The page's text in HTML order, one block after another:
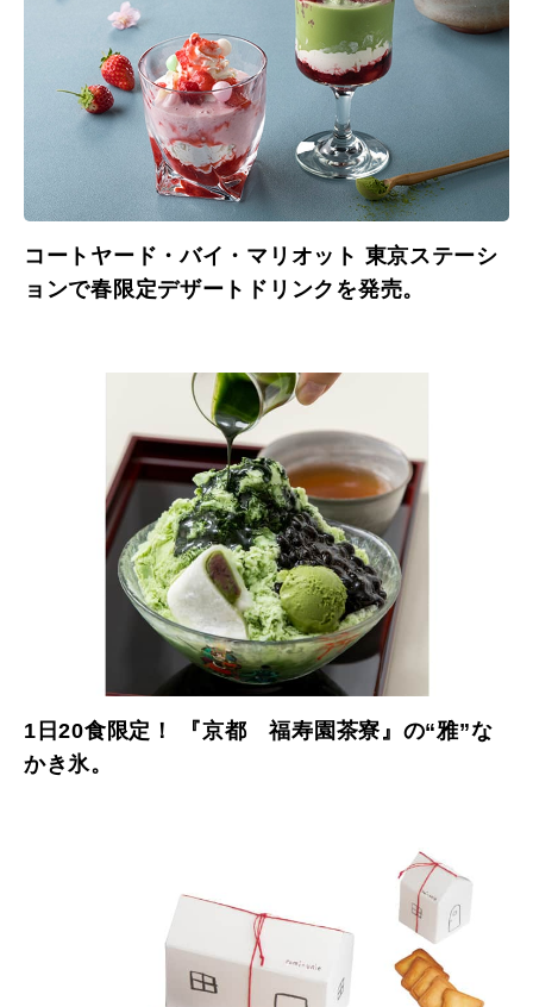
コートヤード・バイ・マリオット 東京ステーシ
ョンで春限定デザートドリンクを発売。
1日20食限定！ 『京都 福寿園茶寮』の“雅”な
かき氷。